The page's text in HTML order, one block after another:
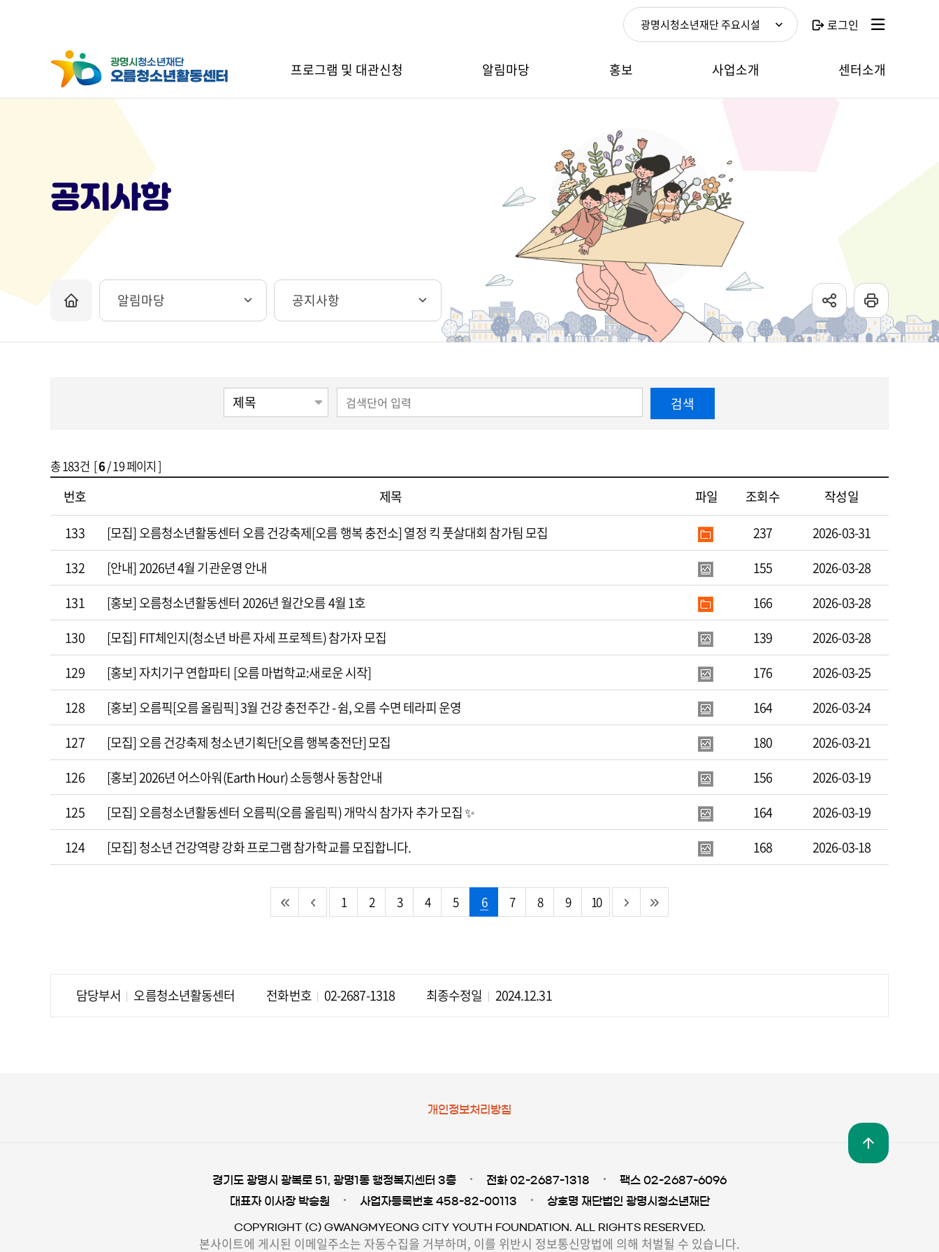
프로그램 및 대관신청 알림마당 홍보 사업소개 센터소개
광명시청소년재단 주요시설 로그인
공지사항
알림마당 공지사항
검색
총183건 [6/ 19 페이지 ]
번호 제목 파일 조회수
작성일
133
[모집] 오름청소년활동센터 오름 건강축제[오름 행복 충전소] 열정 킥 풋살대회 참가팀 모집 237
2026-03-31
132
[안내] 2026년 4월 기관운영 안내 155
2026-03-28
131
[홍보] 오름청소년활동센터 2026년 월간오름 4월 1호 166
2026-03-28
130
[모집] FIT체인지(청소년 바른 자세 프로젝트) 참가자 모집 139
2026-03-28
129
[홍보] 자치기구 연합파티 [오름 마법학교:새로운 시작] 176
2026-03-25
128
[홍보] 오름픽[오름 올림픽] 3월 건강 충전주간 - 쉼, 오름 수면 테라피 운영 164
2026-03-24
127
[모집] 오름 건강축제 청소년기획단[오름 행복충전단] 모집 180
2026-03-21
126
[홍보] 2026년 어스아워(Earth Hour) 소등행사 동참안내 156
2026-03-19
125
[모집] 오름청소년활동센터 오름픽(오름 올림픽) 개막식 참가자 추가 모집 ✨ 164
2026-03-19
124
[모집] 청소년 건강역량 강화 프로그램 참가학교를 모집합니다. 168 2026-03-18
1 2 3 4 5 6 7 8 9 10
담당부서 오름청소년활동센터 전화번호 02-2687-1318 최종수정일 2024.12.31
개인정보처리방침
경기도 광명시 광복로 51, 광명1동 행정복지센터 3층 전화 02-2687-1318
팩스 02-2687-6096
대표자 이사장 박승원
사업자등록번호 458-82-00113 상호명 재단법인 광명시청소년재단
COPYRIGHT (C) GWANGMYEONG CITY YOUTH FOUNDATION. ALL RIGHTS RESERVED.
본사이트에 게시된 이메일주소는 자동수집을 거부하며, 이를 위반시 정보통신망법에 의해 처벌될 수 있습니다.